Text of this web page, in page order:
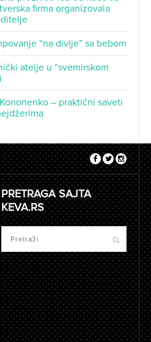
firma organizovala
“na divlje” sa bebom
atelje u “svemirskom
– praktični saveti
PRETRAGA SAJTA
KEVA.RS